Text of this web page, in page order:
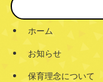
ホーム
お知らせ
保育理念について